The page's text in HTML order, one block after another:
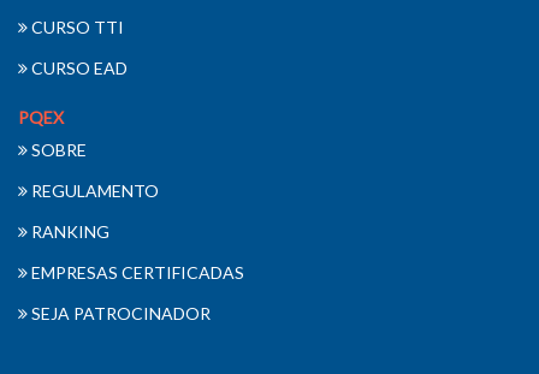
CURSO TTI
CURSO EAD
PQEX
SOBRE
REGULAMENTO
RANKING
EMPRESAS CERTIFICADAS
SEJA PATROCINADOR